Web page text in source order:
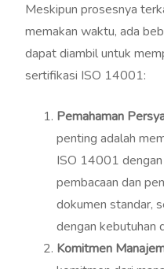
Meskipun prosesnya
memakan waktu, ada
dapat diambil untuk
sertifikasi ISO 14001:
Pemahaman
penting adalah
ISO 14001
pembacaan dan
dokumen standar,
dengan kebutuhan
Komitmen